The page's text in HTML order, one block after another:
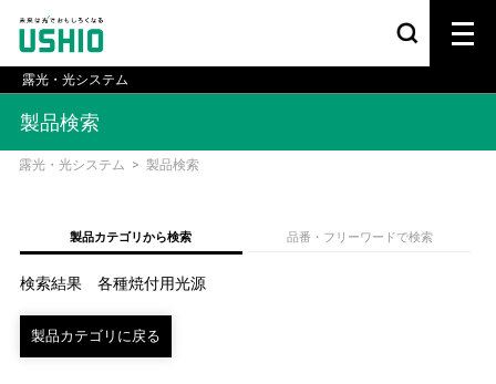
露光・光システム
製品検索
露光・光システム > 製品検索
製品カテゴリから検索 品番・フリーワードで検索
検索結果 各種焼付用光源